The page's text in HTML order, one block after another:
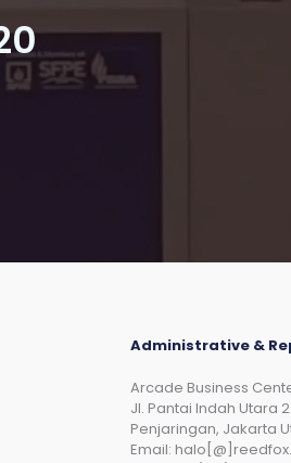
Administrative &
Arcade Business
JI. Pantai Indah Utara 2
Penjaringan, Jakarta
Email: